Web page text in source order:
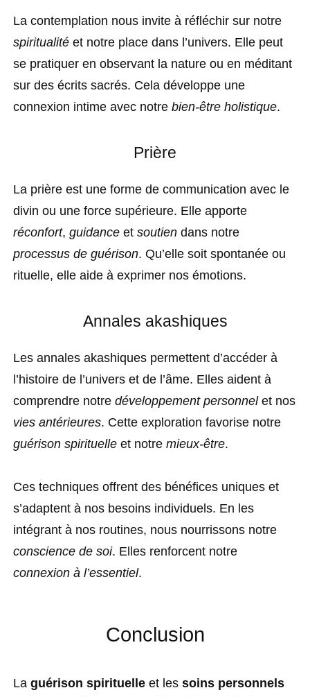
La contemplation nous invite à réfléchir sur notre
spiritualité et notre place dans l’univers. Elle peut
se pratiquer en observant la nature ou en méditant
sur des écrits sacrés. Cela développe une
connexion intime avec notre bien-être holistique.
Prière
La prière est une forme de communication avec le
divin ou une force supérieure. Elle apporte
réconfort, guidance et soutien dans notre
processus de guérison. Qu’elle soit spontanée ou
rituelle, elle aide à exprimer nos émotions.
Annales akashiques
Les annales akashiques permettent d’accéder à
l’histoire de l’univers et de l’âme. Elles aident à
comprendre notre développement personnelet nos
vies antérieures. Cette exploration favorise notre
guérison spirituelle et notre mieux-être.
Ces techniques offrent des bénéfices uniques et
s’adaptent à nos besoins individuels. En les
intégrant à nos routines, nous nourrissons notre
conscience de soi. Elles renforcent notre
connexion à l’essentiel.
Conclusion
La guérison spirituelle et les soins personnels